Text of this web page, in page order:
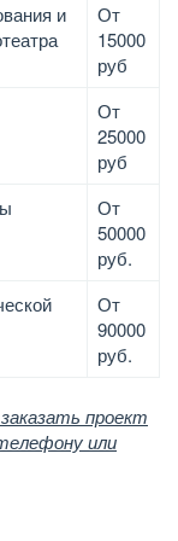
и
От
15000
руб
От
25000
руб
От
50000
руб.
От
90000
руб.
проект
или